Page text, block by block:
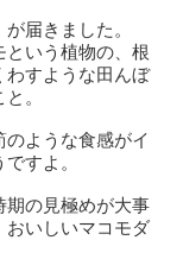
届きました。
という植物の、根
わすような田んぼ
。
ような食感がイ
すよ。
期の見極めが大事
おいしいマコモダ